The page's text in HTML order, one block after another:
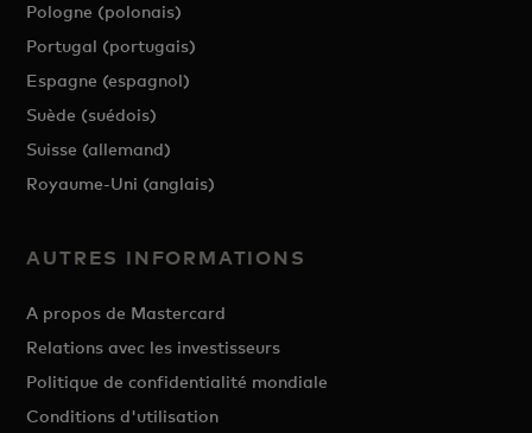
Pologne (polonais)
Portugal (portugais)
Espagne (espagnol)
Suède (suédois)
Suisse (allemand)
Royaume-Uni (anglais)
AUTRES INFORMATIONS
A propos de Mastercard
Relations avec les investisseurs
Politique de confidentialité mondiale
Conditions d'utilisation